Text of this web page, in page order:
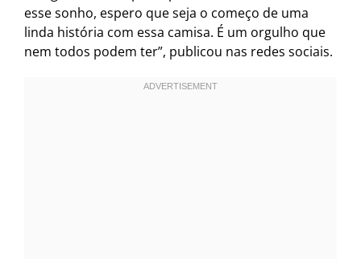
esse sonho, espero que seja o começo de uma
linda história com essa camisa. É um orgulho que
nem todos podem ter”, publicou nas redes sociais.